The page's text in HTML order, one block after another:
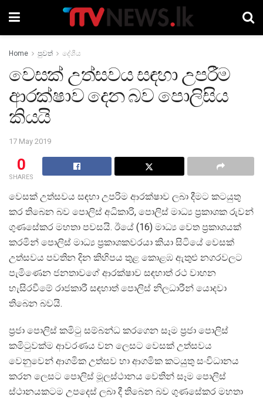
Home පුවත් දේශීය
වෙසක් උත්සවය සඳහා උපරීම
ආරක්ෂාව දෙන බව පොලිසිය
කියයි
17 May 2019
0
SHARES
වෙසක් උත්සවය සඳහා උපරිම ආරක්ෂාව ලබා දීමට කටයුතු
කර තිබෙන බව පොලිස් අධිකාරි, පොලිස් මාධ්‍ය ප්‍රකාශක රුවන්
ගුණසේකර මහතා පවසයි. ඊයේ (16) මාධ්‍ය වෙත ප්‍රකාශයක්
කරමින් පොලිස් මාධ්‍ය ප්‍රකාශකවරයා කියා සිටියේ වෙසක්
උත්සවය පවතින දින කිහිපය තුළ කොළඹ ඇතුළු නගරවලට
පැමිණෙන ජනතාවගේ ආරක්ෂාව සඳහාත් රථ වාහන
හැසිරවීමේ රාජකාරී සඳහාත් පොලිස් නිලධාරීන් යොදවා
තිබෙන බවයි.
ප්‍රජා පොලිස් කමිටු සම්බන්ධ කරගෙන සෑම ප්‍රජා පොලිස්
කමිටුවක්ම ආවරණය වන ලෙසට වෙසක් උත්සවය
වෙනුවෙන් ආගමික උත්සව හා ආගමික කටයුතු සංවිධානය
කරන ලෙසට පොලිස් මූලස්ථානය වෙතින් සෑම පොලිස්
ස්ථානයකටම උපදෙස් ලබා දී තිබෙන බව ගුණසේකර මහතා